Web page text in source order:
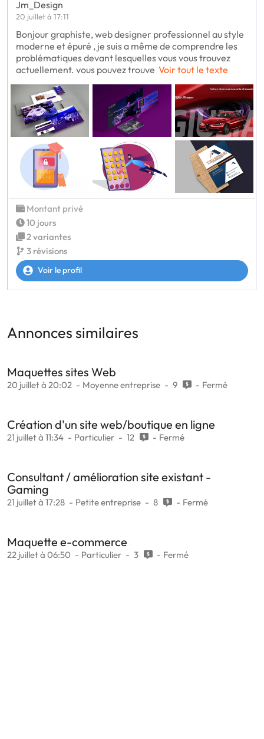
Jm_Design
20 juillet à 17:11
Bonjour graphiste, web designer professionnel au style
moderne et épuré , je suis a même de comprendre les
problématiques devant lesquelles vous vous trouvez
actuellement. vous pouvez trouve Voir tout le texte
Montant privé
10 jours
2 variantes
3 révisions
Voir le profil
Annonces similaires
Maquettes sites Web
20 juillet à 20:02 Moyenne entreprise 9 Fermé
Création d'un site web/boutique en ligne
21 juillet à 11:34 Particulier 12 Fermé
Consultant / amélioration site existant -
Gaming
21 juillet à 17:28 Petite entreprise 8 Fermé
Maquette e-commerce
22 juillet à 06:50 Particulier 3 Fermé